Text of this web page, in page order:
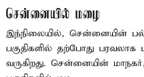
சென்னையில் மழை
இந்நிலையில், சென்னையின்
பகுதிகளில் தற்போது
வருகிறது. சென்னையின்